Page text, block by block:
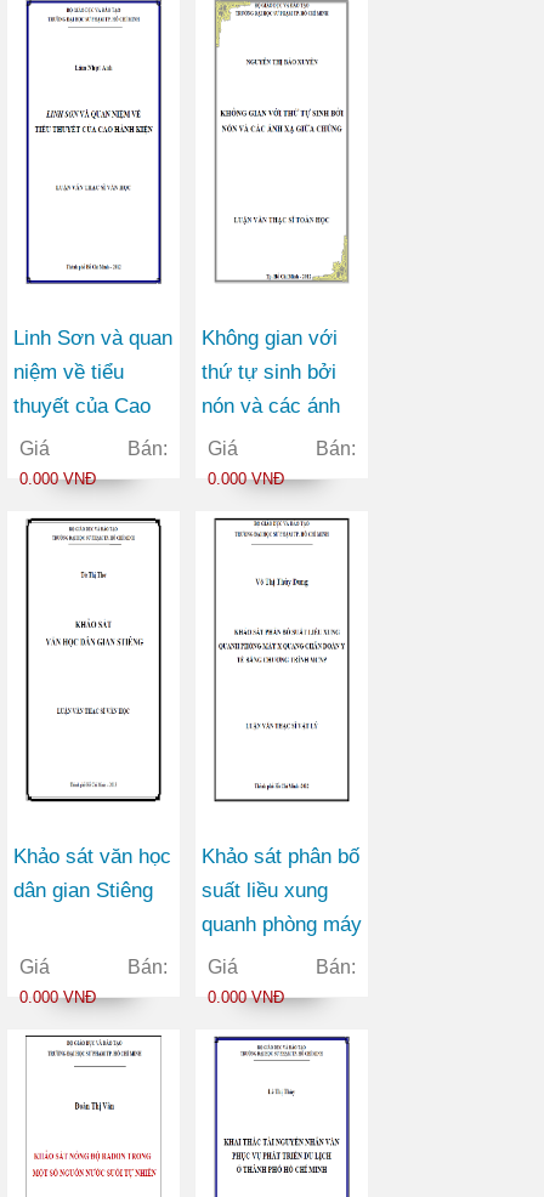
đại hóa
Linh Sơn và quan
niệm về tiểu
thuyết của Cao
Hành Kiện
Giá Bán:
0.000 VNĐ
Không gian với
thứ tự sinh bởi
nón và các ánh
xạ giữa chúng
Giá Bán:
0.000 VNĐ
Khảo sát văn học
dân gian Stiêng
Giá Bán:
0.000 VNĐ
Khảo sát phân bố
suất liều xung
quanh phòng máy
X quang chẩn
đoán y tế bằng
MCNP
Giá Bán:
0.000 VNĐ